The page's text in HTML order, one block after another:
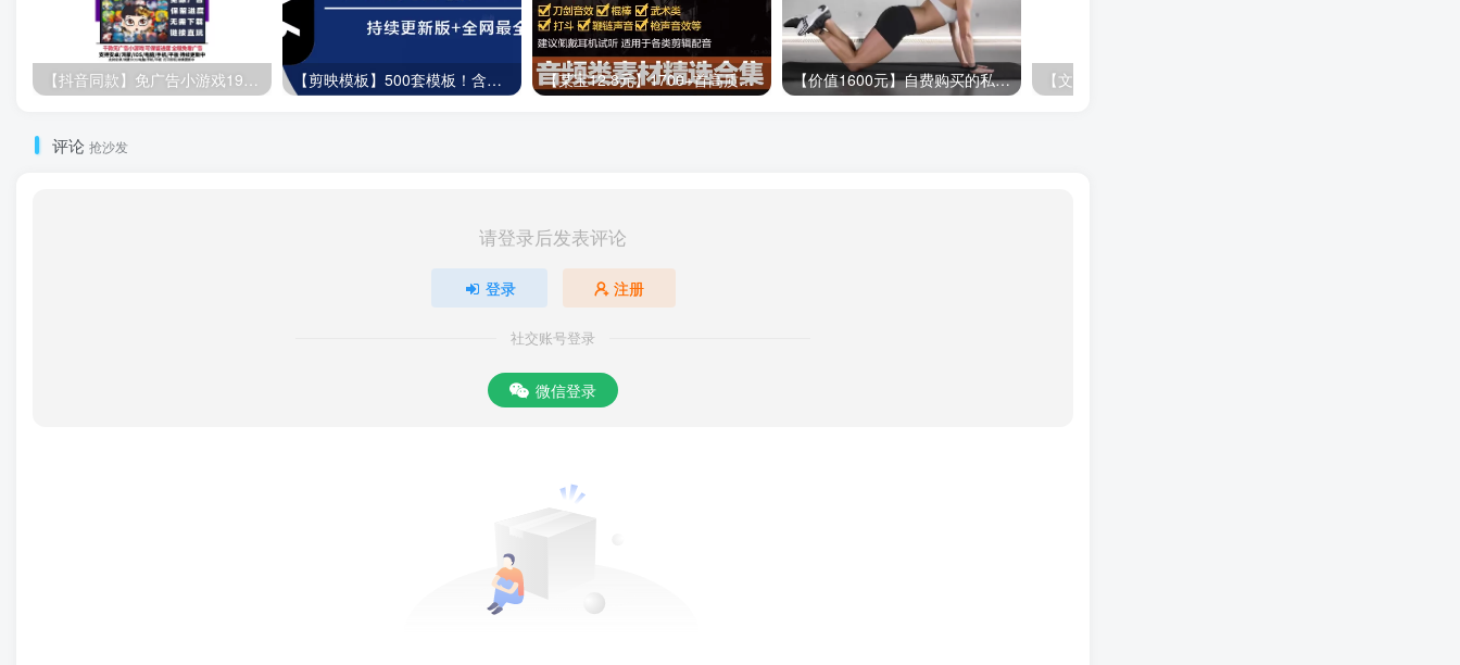
【抖音同款】免广告小游戏1999+款！热门游戏，全部免广告真无广告！ 【剪映模板】500套模板！含预览图，全网最全版本，独家更新中…. 【某宝12.8元】1700+首高质量武器枪声！各种兵器音效合集，全中文分类，高品质！ 【价值1600元】自费购买的私人健身教程，健身必备！
评论 抢沙发
请登录后发表评论
登录 注册
社交账号登录
微信登录